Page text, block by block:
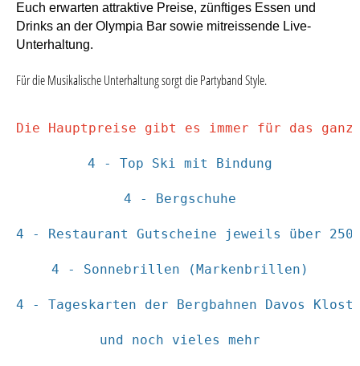
Euch erwarten attraktive Preise, zünftiges Essen und
Drinks an der Olympia Bar sowie mitreissende Live-
Unterhaltung.
Für die Musikalische Unterhaltung sorgt die Partyband Style.
Die Hauptpreise gibt es immer für das
4 - Top Ski mit Bindung
4 - Bergschuhe
4 - Restaurant Gutscheine jeweils über
4 - Sonnebrillen (Markenbrillen)
4 - Tageskarten der Bergbahnen Davos
und noch vieles mehr